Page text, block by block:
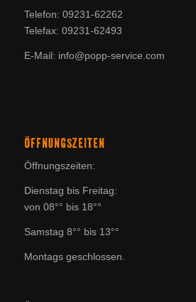
Telefon: 09231-62262
Telefax: 09231-62493
E-Mail: info@popp-service.com
ÖFFNUNGSZEITEN
Öffnungszeiten:
Dienstag bis Freitag:
von 08°° bis 18°°
Samstag 8°° bis 13°°
Montags geschlossen.